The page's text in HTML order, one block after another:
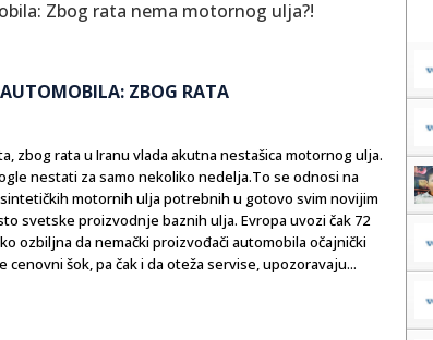
ZBOG RATA
zbog rata u Iranu vlada akutna nestašica motornog ulja.
nestati za samo nekoliko nedelja.To se odnosi na
motornih ulja potrebnih u gotovo svim novijim
svetske proizvodnje baznih ulja. Evropa uvozi čak 72
ozbiljna da nemački proizvođači automobila očajnički
šok, pa čak i da oteža servise, upozoravaju...